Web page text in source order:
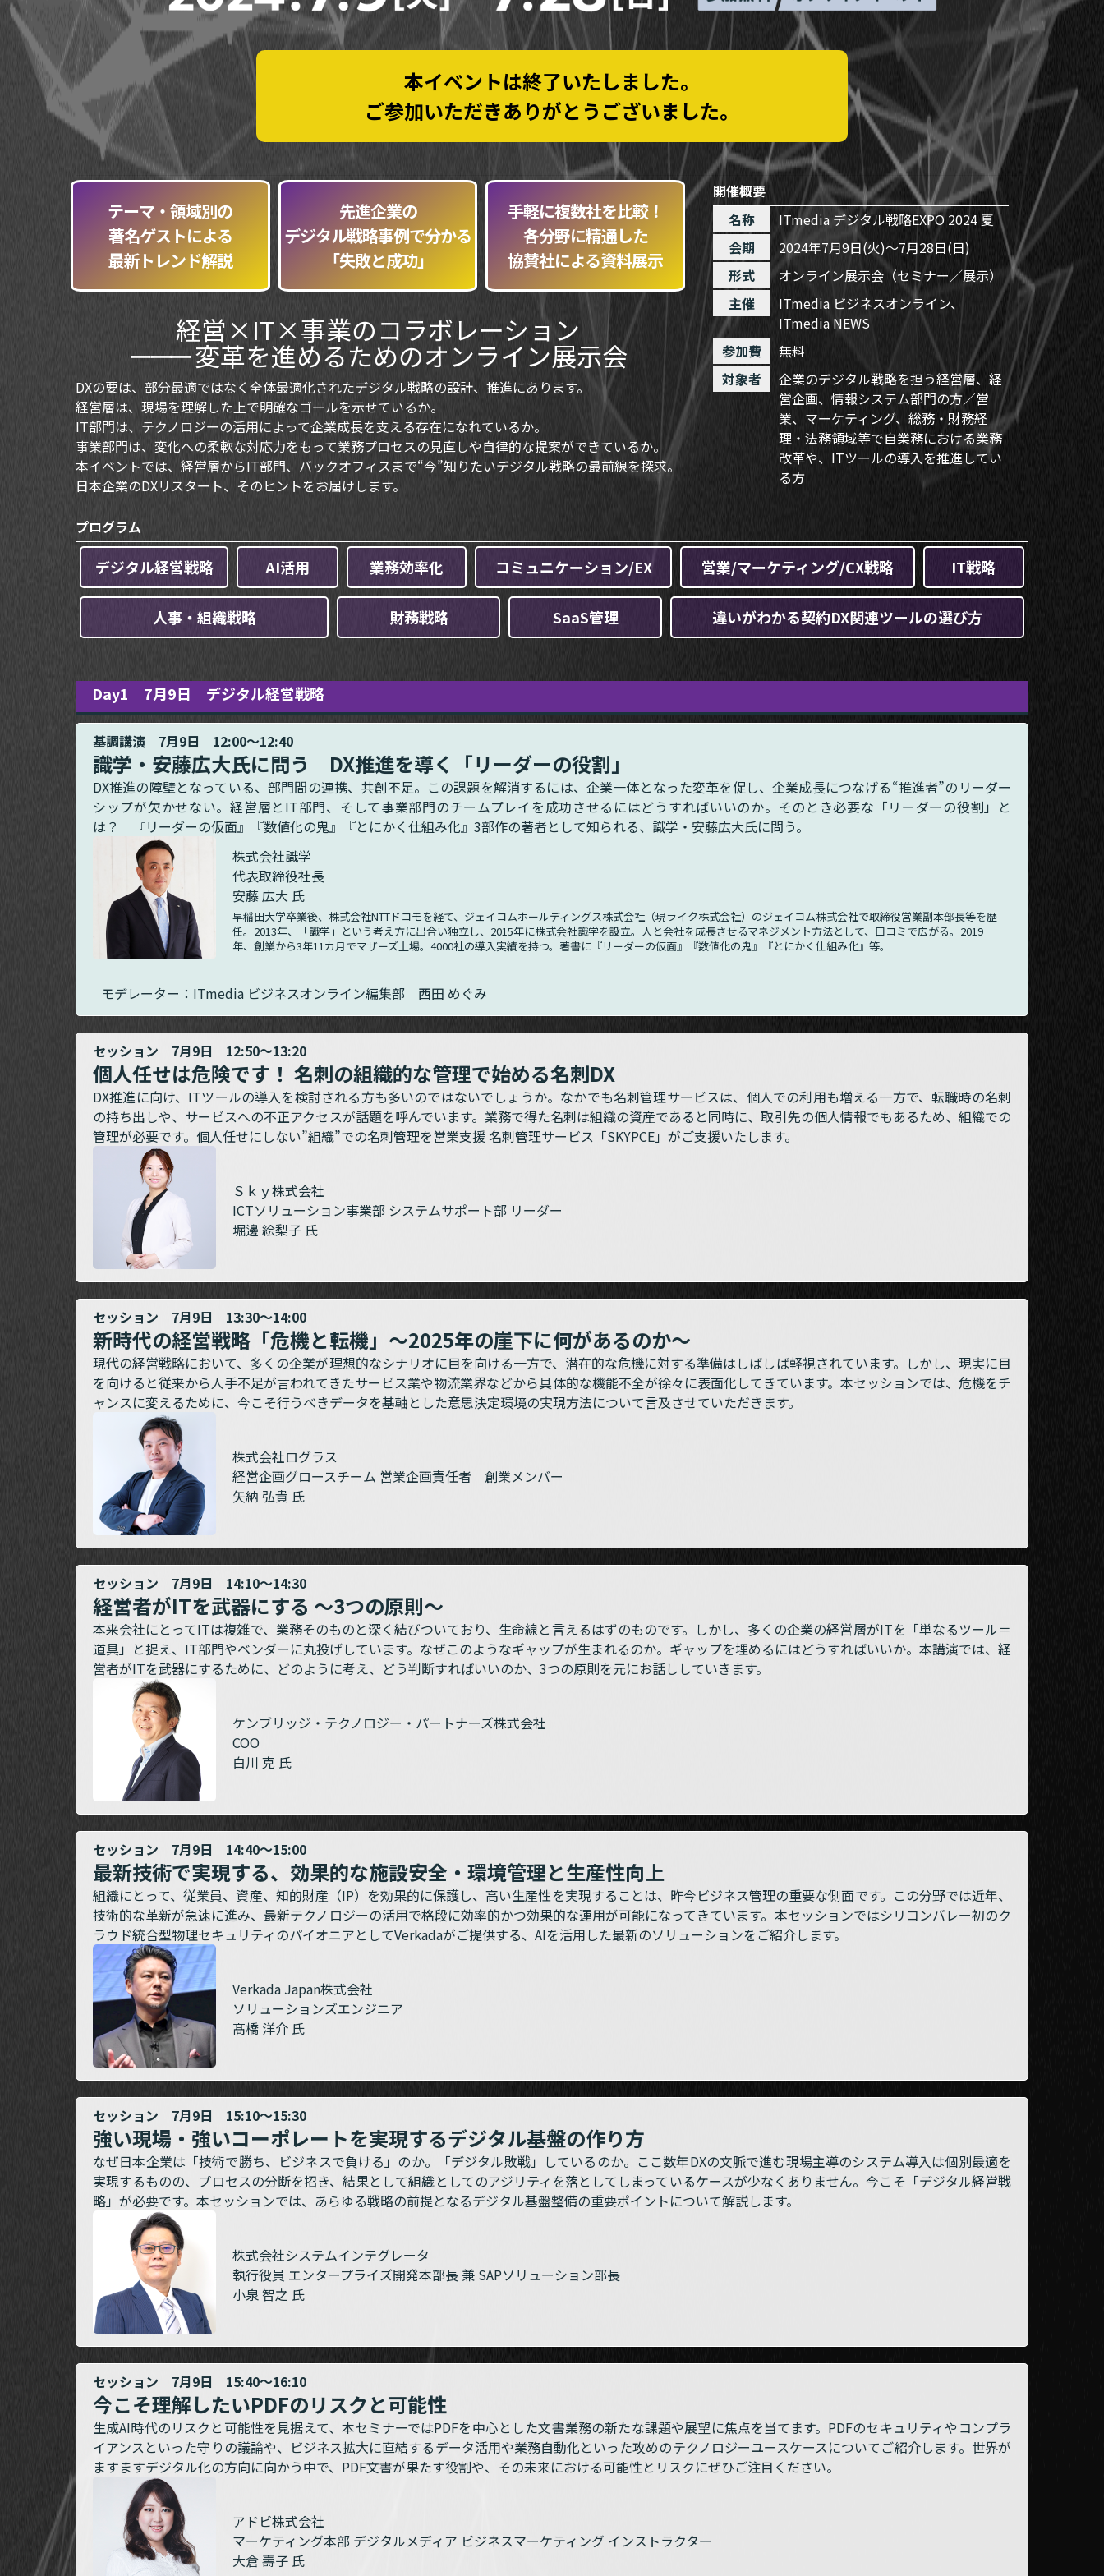
本イベントは終了いたしました。
ご参加いただきありがとうございました。
テーマ・領域別の
著名ゲストによる
最新トレンド解説
先進企業の
デジタル戦略事例で分かる
「失敗と成功」
手軽に複数社を比較！
各分野に精通した
協賛社による資料展示
経営×IT×事業のコラボレーション
ーーー変革を進めるためのオンライン展示会
DXの要は、部分最適ではなく全体最適化されたデジタル戦略の設計、推進にあります。
経営層は、現場を理解した上で明確なゴールを示せているか。
IT部門は、テクノロジーの活用によって企業成長を支える存在になれているか。
事業部門は、変化への柔軟な対応力をもって業務プロセスの見直しや自律的な提案ができているか。
本イベントでは、経営層からIT部門、バックオフィスまで“今”知りたいデジタル戦略の最前線を探求。
日本企業のDXリスタート、そのヒントをお届けします。
開催概要
名称
ITmedia デジタル戦略EXPO 2024 夏
会期
2024年7月9日(火)～7月28日(日)
形式
オンライン展示会（セミナー／展示）
主催
ITmedia ビジネスオンライン、
ITmedia NEWS
参加費
無料
対象者
企業のデジタル戦略を担う経営層、経
営企画、情報システム部門の方／営
業、マーケティング、総務・財務経
理・法務領域等で自業務における業務
改革や、ITツールの導入を推進してい
る方
プログラム
デジタル経営戦略 AI活用 業務効率化 コミュニケーション/EX 営業/マーケティング/CX戦略 IT戦略
人事・組織戦略 財務戦略 SaaS管理 違いがわかる契約DX関連ツールの選び方
Day1 7月9日 デジタル経営戦略
基調講演 7月9日 12:00～12:40
識学・安藤広大氏に問う DX推進を導く「リーダーの役割」
DX推進の障壁となっている、部門間の連携、共創不足。この課題を解消するには、企業一体となった変革を促し、企業成長につなげる“推進者”のリーダー
シップが欠かせない。経営層とIT部門、そして事業部門のチームプレイを成功させるにはどうすればいいのか。そのとき必要な「リーダーの役割」と
は？ 『リーダーの仮面』『数値化の鬼』『とにかく仕組み化』3部作の著者として知られる、識学・安藤広大氏に問う。
株式会社識学
代表取締役社長
安藤 広大 氏
早稲田大学卒業後、株式会社NTTドコモを経て、ジェイコムホールディングス株式会社（現ライク株式会社）のジェイコム株式会社で取締役営業副本部長等を歴
任。2013年、「識学」という考え方に出合い独立し、2015年に株式会社識学を設立。人と会社を成長させるマネジメント方法として、口コミで広がる。2019
年、創業から3年11カ月でマザーズ上場。4000社の導入実績を持つ。著書に『リーダーの仮面』『数値化の鬼』『とにかく仕組み化』等。
モデレーター：ITmedia ビジネスオンライン編集部 西田 めぐみ
セッション 7月9日 12:50～13:20
個人任せは危険です！ 名刺の組織的な管理で始める名刺DX
DX推進に向け、ITツールの導入を検討される方も多いのではないでしょうか。なかでも名刺管理サービスは、個人での利用も増える一方で、転職時の名刺
の持ち出しや、サービスへの不正アクセスが話題を呼んでいます。業務で得た名刺は組織の資産であると同時に、取引先の個人情報でもあるため、組織での
管理が必要です。個人任せにしない”組織”での名刺管理を営業支援 名刺管理サービス「SKYPCE」がご支援いたします。
Ｓｋｙ株式会社
ICTソリューション事業部 システムサポート部 リーダー
堀邊 絵梨子 氏
セッション 7月9日 13:30～14:00
新時代の経営戦略「危機と転機」～2025年の崖下に何があるのか～
現代の経営戦略において、多くの企業が理想的なシナリオに目を向ける一方で、潜在的な危機に対する準備はしばしば軽視されています。しかし、現実に目
を向けると従来から人手不足が言われてきたサービス業や物流業界などから具体的な機能不全が徐々に表面化してきています。本セッションでは、危機をチ
ャンスに変えるために、今こそ行うべきデータを基軸とした意思決定環境の実現方法について言及させていただきます。
株式会社ログラス
経営企画グロースチーム 営業企画責任者 創業メンバー
矢納 弘貴 氏
セッション 7月9日 14:10～14:30
経営者がITを武器にする ～3つの原則～
本来会社にとってITは複雑で、業務そのものと深く結びついており、生命線と言えるはずのものです。しかし、多くの企業の経営層がITを「単なるツール＝
道具」と捉え、IT部門やベンダーに丸投げしています。なぜこのようなギャップが生まれるのか。ギャップを埋めるにはどうすればいいか。本講演では、経
営者がITを武器にするために、どのように考え、どう判断すればいいのか、3つの原則を元にお話ししていきます。
ケンブリッジ・テクノロジー・パートナーズ株式会社
COO
白川 克 氏
セッション 7月9日 14:40～15:00
最新技術で実現する、効果的な施設安全・環境管理と生産性向上
組織にとって、従業員、資産、知的財産（IP）を効果的に保護し、高い生産性を実現することは、昨今ビジネス管理の重要な側面です。この分野では近年、
技術的な革新が急速に進み、最新テクノロジーの活用で格段に効率的かつ効果的な運用が可能になってきています。本セッションではシリコンバレー初のク
ラウド統合型物理セキュリティのパイオニアとしてVerkadaがご提供する、AIを活用した最新のソリューションをご紹介します。
Verkada Japan株式会社
ソリューションズエンジニア
髙橋 洋介 氏
セッション 7月9日 15:10～15:30
強い現場・強いコーポレートを実現するデジタル基盤の作り方
なぜ日本企業は「技術で勝ち、ビジネスで負ける」のか。「デジタル敗戦」しているのか。ここ数年DXの文脈で進む現場主導のシステム導入は個別最適を
実現するものの、プロセスの分断を招き、結果として組織としてのアジリティを落としてしまっているケースが少なくありません。今こそ「デジタル経営戦
略」が必要です。本セッションでは、あらゆる戦略の前提となるデジタル基盤整備の重要ポイントについて解説します。
株式会社システムインテグレータ
執行役員 エンタープライズ開発本部長 兼 SAPソリューション部長
小泉 智之 氏
セッション 7月9日 15:40～16:10
今こそ理解したいPDFのリスクと可能性
生成AI時代のリスクと可能性を見据えて、本セミナーではPDFを中心とした文書業務の新たな課題や展望に焦点を当てます。PDFのセキュリティやコンプラ
イアンスといった守りの議論や、ビジネス拡大に直結するデータ活用や業務自動化といった攻めのテクノロジーユースケースについてご紹介します。世界が
ますますデジタル化の方向に向かう中で、PDF文書が果たす役割や、その未来における可能性とリスクにぜひご注目ください。
アドビ株式会社
マーケティング本部 デジタルメディア ビジネスマーケティング インストラクター
大倉 壽子 氏